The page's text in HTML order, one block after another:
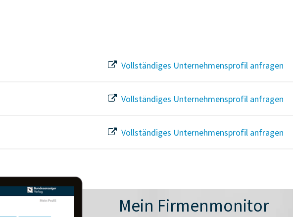
Vollständiges Unternehmensprofil anfragen
Vollständiges Unternehmensprofil anfragen
Vollständiges Unternehmensprofil anfragen
Mein Firmenmonitor